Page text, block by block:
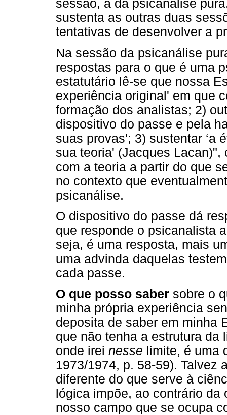
sessão, a da psicanálise
sustenta as outras duas
tentativas de desenvolver a
Na sessão da psicanálise
respostas para o que é uma
estatutário lê-se que nossa
experiência original' em que
formação dos analistas; 2)
dispositivo do passe e pela
suas provas'; 3) sustentar ‘a
sua teoria' (Jacques
com a teoria a partir do que
no contexto que
psicanálise.
O dispositivo do passe dá
que responde o psicanalista
seja, é uma resposta, mais
uma advinda daquelas
cada passe.
O que posso saber sobre o
minha própria experiência
deposita de saber em minha
que não tenha a estrutura da
onde irei nesse limite, é uma
1973/1974, p. 58-59). Talvez
diferente do que serve à
lógica impõe, ao contrário
nosso campo que se ocupa